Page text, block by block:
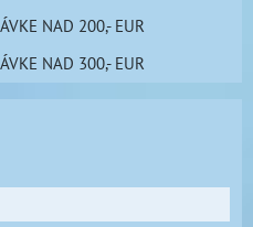
NAD 200,- EUR
NAD 300,- EUR